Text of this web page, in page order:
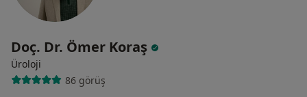
Doç. Dr. Ömer Koraş
Üroloji
86 görüş